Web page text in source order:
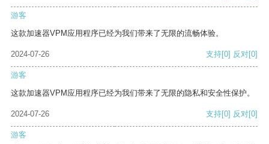
游客
这款加速器VPM应用程序已经为我们带来了无限的流畅体验。
2024-07-26 支持[0] 反对[0]
游客
这款加速器VPM应用程序已经为我们带来了无限的隐私和安全性保护。
2024-07-26 支持[0] 反对[0]
游客